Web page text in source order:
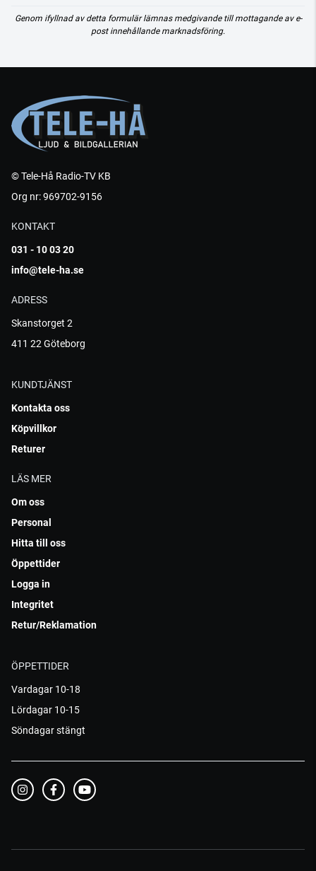
Genom ifyllnad av detta formulär lämnas medgivande till mottagande av e-
post innehållande marknadsföring.
© Tele-Hå Radio-TV KB
Org nr: 969702-9156
KONTAKT
031 - 10 03 20
info@tele-ha.se
ADRESS
Skanstorget 2
411 22 Göteborg
KUNDTJÄNST
Kontakta oss
Köpvillkor
Returer
LÄS MER
Om oss
Personal
Hitta till oss
Öppettider
Logga in
Integritet
Retur/Reklamation
ÖPPETTIDER
Vardagar 10-18
Lördagar 10-15
Söndagar stängt